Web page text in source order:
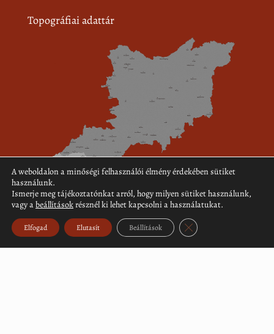
Topográfiai adattár
A weboldalon a minőségi felhasználói élmény érdekében sütiket
használunk.
Ismerje meg tájékoztatónkat arról, hogy milyen sütiket használunk,
vagy abeállításokrésznél ki lehet kapcsolni a használatukat.
Elfogad Elutasít Beállítások Close GDPR Cookie